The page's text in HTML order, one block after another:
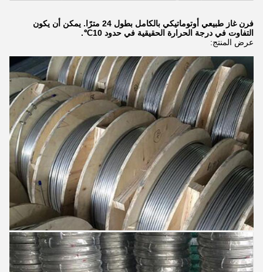
فرن غاز طبيعي أوتوماتيكي بالكامل بطول 24 مترًا. يمكن أن يكون
التفاوت في درجة الحرارة الحقيقية في حدود 10℃.
عرض المنتج: